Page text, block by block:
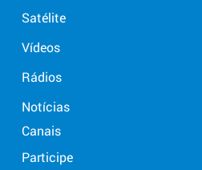
Satélite
Vídeos
Rádios
Notícias
Canais
Participe